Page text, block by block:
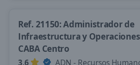
Ref. 21150: Administrador de
Infraestructura y
CABA Centro
3,6
ADN - Recursos